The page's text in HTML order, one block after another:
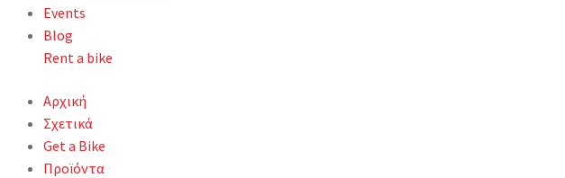
Events
Blog
Rent a bike
Αρχική
Σχετικά
Get a Bike
Προϊόντα